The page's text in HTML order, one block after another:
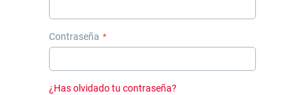
Contraseña
¿Has olvidado tu contraseña?